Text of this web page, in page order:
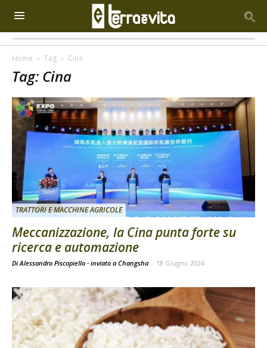
Home Tag Cina
Tag: Cina
TRATTORI E MACCHINE AGRICOLE
Meccanizzazione, la Cina punta forte su
ricerca e automazione
Di Alessandro Piscopiello - inviato a Changsha - 18 Giugno 2024